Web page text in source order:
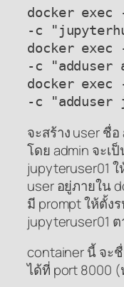
docker
-c
docker
-c "adduser
docker
-c "adduser
จะสร้าง user ชื่
โดย admin จะเ
jupyteruser01
user อยู่ภายใน
มี prompt ให้ตั้ง
jupyteruser01
container นี้ จะชื่
ได้ที่ port 8000